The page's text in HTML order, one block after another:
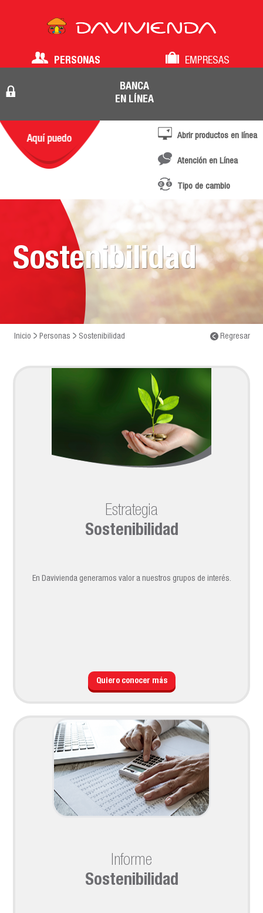
PERSONAS EMPRESAS
BANCA
EN LÍNEA
Abrir productos en línea
Atención en Línea
Tipo de cambio
Sostenibilidad
Inicio Personas Sostenibilidad Regresar
Estrategia
Sostenibilidad
En Davivienda generamos valor a nuestros grupos de interés.
Quiero conocer más
Informe
Sostenibilidad